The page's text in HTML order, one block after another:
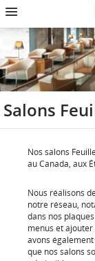
Passez
la
page
d'accueil
Passer
la
navigation
principale
Passer
contenu
Passez
champ
recherche
Passer
liens
bas
de
page
Passer
plan
site
Passer
Pour
nous
joindre
Salons
Nos salons
au Canada, aux
Nous réalisons
notre réseau,
dans nos
menus et
avons
que nos salons